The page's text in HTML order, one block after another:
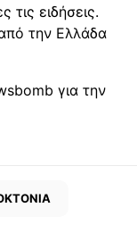
τις ειδήσεις.
την Ελλάδα
για την